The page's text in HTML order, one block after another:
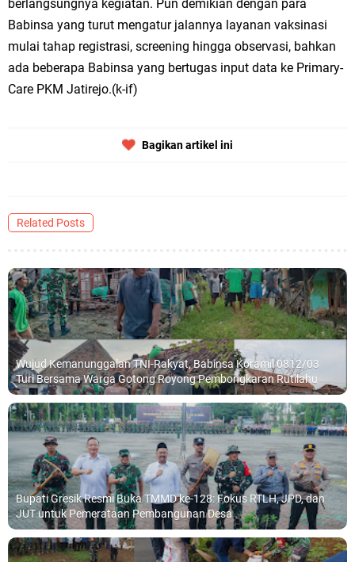
berlangsungnya kegiatan. Pun demikian dengan para
Babinsa yang turut mengatur jalannya layanan vaksinasi
mulai tahap registrasi, screening hingga observasi, bahkan
ada beberapa Babinsa yang bertugas input data ke Primary-
Care PKM Jatirejo.(k-if)
Bagikan artikel ini
Related Posts
Wujud Kemanunggalan TNI-Rakyat, Babinsa Koramil 0812/03
Turi Bersama Warga Gotong Royong Pembongkaran Rutilahu
Bupati Gresik Resmi Buka TMMD ke-128: Fokus RTLH, JPD, dan
JUT untuk Pemerataan Pembangunan Desa